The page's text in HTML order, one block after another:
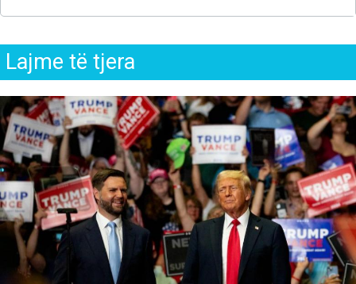
Lajme të tjera